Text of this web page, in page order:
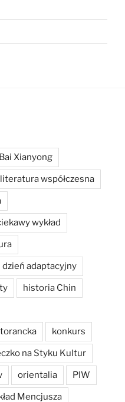
Bai Xianyong
współczesna
wykład
dzień adaptacyjny
historia Chin
konkurs
na Styku Kultur
orientalia PIW
Mencjusza